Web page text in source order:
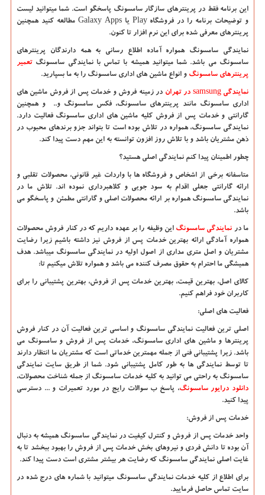
این برنامه فقط در پرینترهای سازگار سامسونگ پاسخگو است. شما میتوانید لیست
و توضیحات برنامه را در فروشگاهPlay یاGalaxy Apps مطالعه کنید همچنین
پرینترهای معرفی شده برای این نرم افزار تا کنون.
نمایندگی سامسونگ همواره آماده اطلاع رسانی به همه دارندگان پرینترهای
سامسونگ می باشد. شما میتوانید همیشه با تماس با نمایندگی سامسونگ تعمیر
پرینترهای سامسونگ و انواع ماشین های اداری سامسونگ را به ما بسپارید.
نمایندگیsamsung در تهران در زمینه فروش و خدمات پس از فروش ماشین های
اداری سامسونگ مانند پرینترهای سامسونگ، فکس سامسونگ و.. و همچنین
گارانتی و خدمات پس از فروش کلیه ماشین های اداری سامسونگ فعالیت دارد.
نمایندگی سامسونگ، همواره در تلاش بوده است تا بتواند جزو برندهای محبوب در
ذهن مشتریان باشد و با تلاش روز افزون توانسته به این مهم دست پیدا کند.
چطور اطمینان پیدا کنم نمایندگی اصلی هستید؟
متاسفانه برخی از اشخاص و فروشگاه ها با واردات غیر قانونی، محصولات تقلبی و
ارائه گارانتی جعلی اقدام به سود جویی و کلاهبرداری نموده اند. تلاش ما در
نمایندگی سامسونگ همواره بر ارائه محصولات اصلی و گارانتی مطمئن و پاسخگو می
باشد.
ما در نمایندگی سامسونگ این وظیفه را بر عهده داریم که در کنار فروش محصولات
همواره آمادگی ارائه بهترین خدمات پس از فروش نیز داشته باشیم زیرا رضایت
مشتریان و اصل متری مداری از اصول اولیه در نمایندگی سامسونگ میباشد. هدف
همیشگی ما احترام به حقوق مصرف کننده می باشد و همواره تلاش میکنیم تا:
کالای اصل، بهترین قیمت، بهترین خدمات پس از فروش، بهترین پشتیبانی را برای
کاربران خود فراهم کنیم.
فعالیت های اصلی:
اصلی ترین فعالیت نمایندگی سامسونگ و اساسی ترین فعالیت آن در کنار فروش
پرینترها و ماشین های اداری سامسونگ، خدمات پس از فروش و سامسونگ می
باشد. زیرا پشتیبانی فنی از جمله مهمترین خدماتی است که مشتریان ما انتظار دارند
تا توسط نمایندگی ها به طور کامل پشتیبانی شود. شما از طریق سایت نمایندگی
سامسونگ به راحتی می توانید به کلیه خدمات سامسونگ از جمله شناخت محصولات،
دانلود درایور سامسونگ، پاسخ ب سوالات رایج در مورد تعمیرات و ... دسترسی
پیدا کنید.
خدمات پس از فروش:
واحد خدمات پس از فروش و کنترل کیفیت در نمایندگی سامسونگ همیشه به دنبال
آن بوده تا دانش فردی و نیروهای بخش خدمات پس از فروش را بهبود ببخشد تا به
غایت اصلی نمایندگی سامسونگ که رضایت هر بیشتر مشتری است دست پیدا کند.
برای اطلاع از کلیه خدمات نمایندگی سامسونگ میتوانید با شماره های درج شده در
سایت تماس حاصل فرمایید.